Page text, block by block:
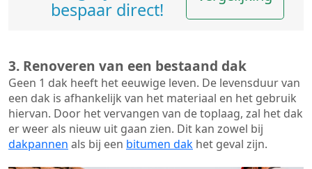
bespaar direct!
3. Renoveren van een bestaand dak
Geen 1 dak heeft het eeuwige leven. De levensduur van
een dak is afhankelijk van het materiaal en het gebruik
hiervan. Door het vervangen van de toplaag, zal het dak
er weer als nieuw uit gaan zien. Dit kan zowel bij
dakpannen als bij een bitumen dak het geval zijn.